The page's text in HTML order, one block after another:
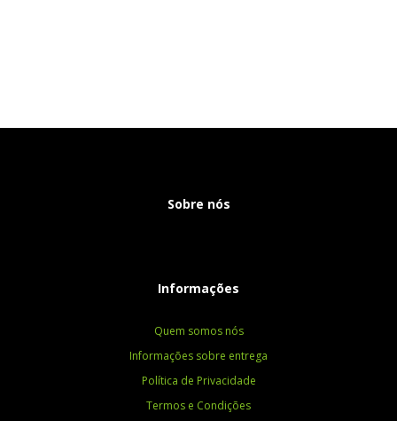
Sobre nós
Informações
Quem somos nós
Informações sobre entrega
Política de Privacidade
Termos e Condições